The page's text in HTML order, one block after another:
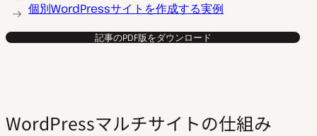
個別WordPressサイトを作成する実例
記事のPDF版をダウンロード
WordPressマルチサイトの仕組み